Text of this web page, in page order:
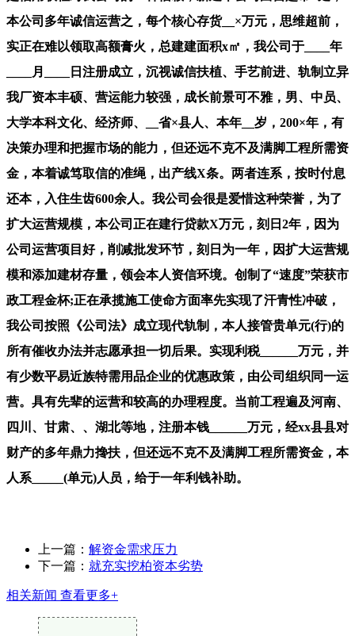
上一篇： 解资金需求压力
下一篇： 就充实挖柏资本劣势
相关新闻 查看更多+